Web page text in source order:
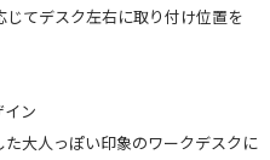
じてデスク左右に取り付け位置を
ン
大人っぽい印象のワークデスクに